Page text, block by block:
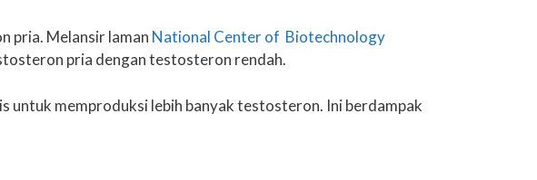
pria. Melansir laman National Center of Biotechnology
pria dengan testosteron rendah.
untuk memproduksi lebih banyak testosteron. Ini berdampak